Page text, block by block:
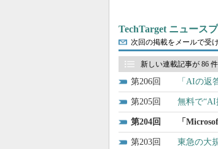
TechTarget ニュース
次回の掲載をメールで受
新しい連載記事が 86
206 「AIの
205 無料で“AI
204 「
203 東急の大